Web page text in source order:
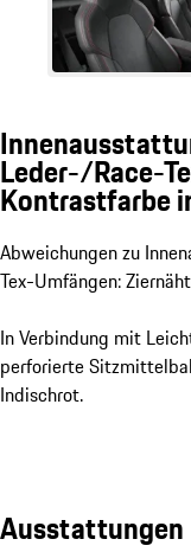
Leder-/Race-
Kontrastfarbe
Abweichungen zu
Tex-Umfängen:
In Verbindung mit
perforierte
Indischrot.
Ausstattungen